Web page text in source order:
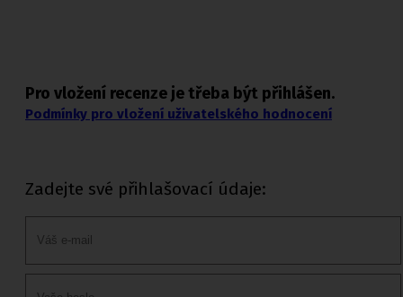
Pro vložení recenze je třeba být přihlášen.
Podmínky pro vložení uživatelského hodnocení
Zadejte své přihlašovací údaje: